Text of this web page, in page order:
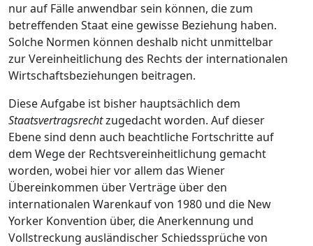
nur auf Fälle anwendbar sein können, die zum
betreffenden Staat eine gewisse Beziehung haben.
Solche Normen können deshalb nicht unmittelbar
zur Vereinheitlichung des Rechts der internationalen
Wirtschaftsbeziehungen beitragen.
Diese Aufgabe ist bisher hauptsächlich dem
Staatsvertragsrechtzugedacht worden. Auf dieser
Ebene sind denn auch beachtliche Fortschritte auf
dem Wege der Rechtsvereinheitlichung gemacht
worden, wobei hier vor allem das Wiener
Übereinkommen über Verträge über den
internationalen Warenkauf von 1980 und die New
Yorker Konvention über, die Anerkennung und
Vollstreckung ausländischer Schiedssprüche von